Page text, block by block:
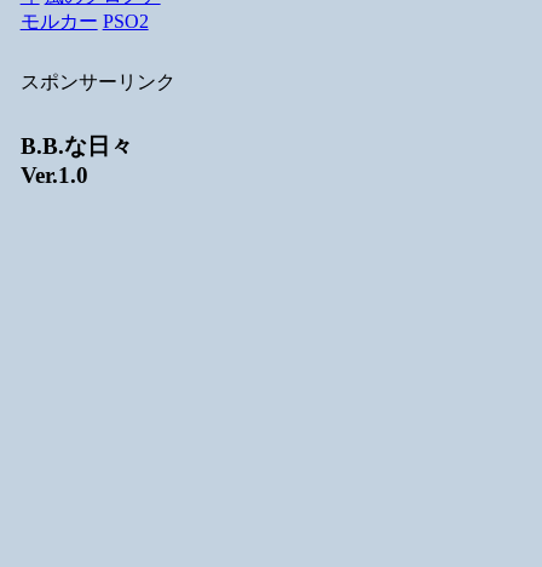
モルカー PSO2
スポンサーリンク
B.B.な日々
Ver.1.0